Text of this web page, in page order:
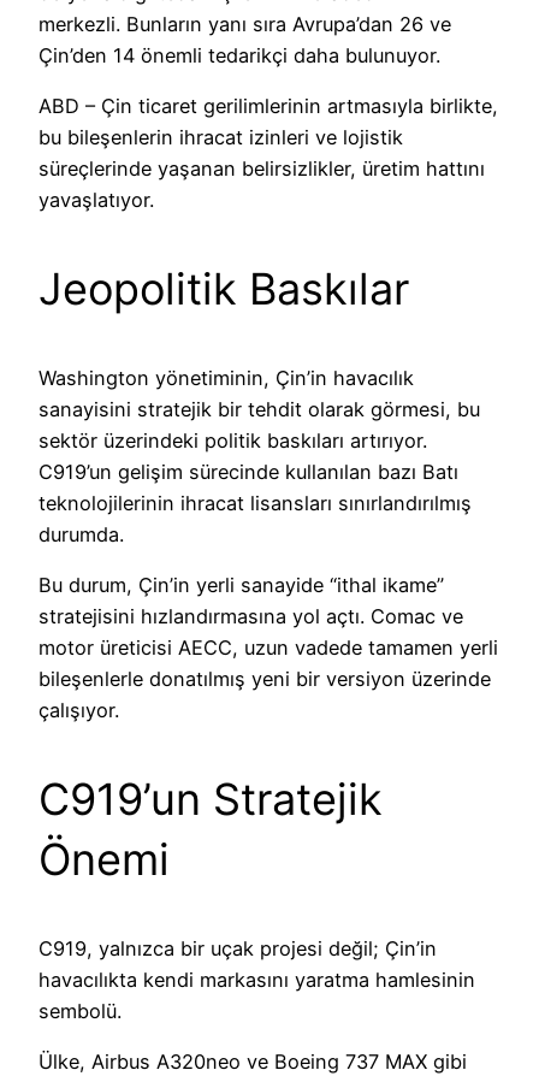
merkezli. Bunların yanı sıra Avrupa’dan 26 ve
Çin’den 14 önemli tedarikçi daha bulunuyor.
ABD – Çin ticaret gerilimlerinin artmasıyla birlikte,
bu bileşenlerin ihracat izinleri ve lojistik
süreçlerinde yaşanan belirsizlikler, üretim hattını
yavaşlatıyor.
Jeopolitik Baskılar
Washington yönetiminin, Çin’in havacılık
sanayisini stratejik bir tehdit olarak görmesi, bu
sektör üzerindeki politik baskıları artırıyor.
C919’un gelişim sürecinde kullanılan bazı Batı
teknolojilerinin ihracat lisansları sınırlandırılmış
durumda.
Bu durum, Çin’in yerli sanayide “ithal ikame”
stratejisini hızlandırmasına yol açtı. Comac ve
motor üreticisi AECC, uzun vadede tamamen yerli
bileşenlerle donatılmış yeni bir versiyon üzerinde
çalışıyor.
C919’un Stratejik
Önemi
C919, yalnızca bir uçak projesi değil; Çin’in
havacılıkta kendi markasını yaratma hamlesinin
sembolü.
Ülke, Airbus A320neo ve Boeing 737 MAX gibi